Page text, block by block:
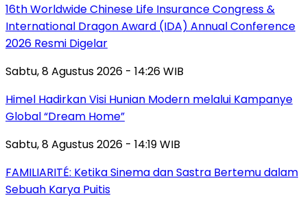
16th Worldwide Chinese Life Insurance Congress &
International Dragon Award (IDA) Annual Conference
2026 Resmi Digelar
Sabtu, 8 Agustus 2026 - 14:26 WIB
Himel Hadirkan Visi Hunian Modern melalui Kampanye
Global “Dream Home”
Sabtu, 8 Agustus 2026 - 14:19 WIB
FAMILIARITÉ: Ketika Sinema dan Sastra Bertemu dalam
Sebuah Karya Puitis